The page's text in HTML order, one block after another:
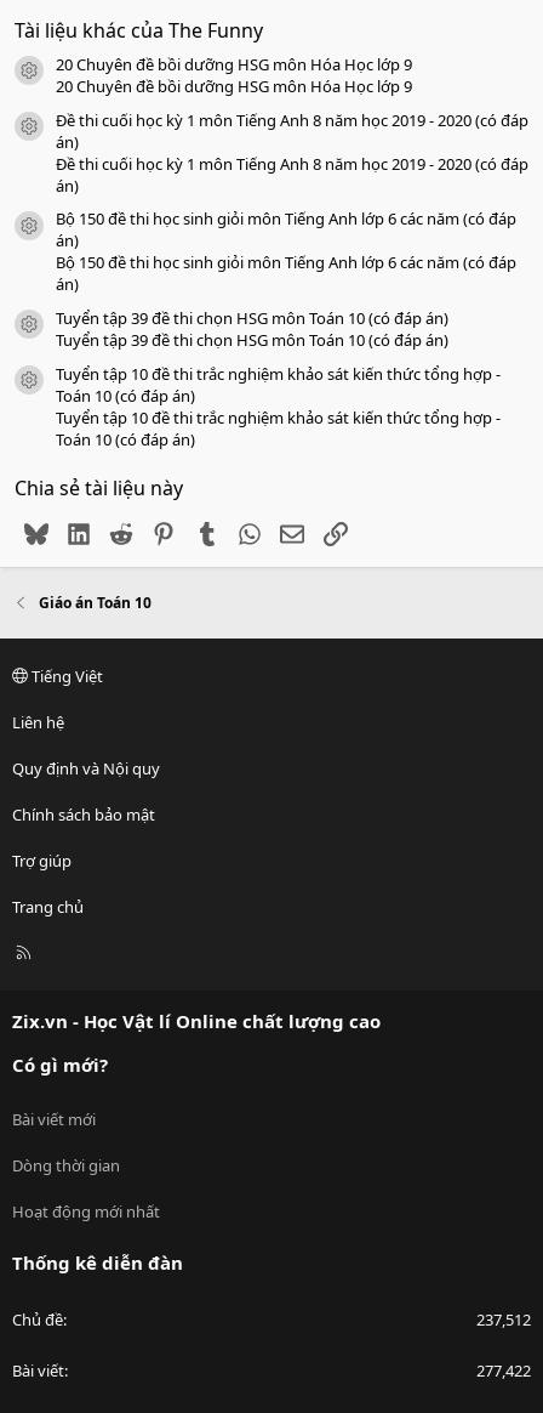
0
0
s
a
o
Tài liệu khác của The Funny
icon tài liệu
20 Chuyên đề bồi dưỡng HSG môn Hóa Học lớp 9
20 Chuyên đề bồi dưỡng HSG môn Hóa Học lớp 9
icon tài liệu
Đề thi cuối học kỳ 1 môn Tiếng Anh 8 năm học 2019 - 2020 (có đáp
án)
Đề thi cuối học kỳ 1 môn Tiếng Anh 8 năm học 2019 - 2020 (có đáp
án)
icon tài liệu
Bộ 150 đề thi học sinh giỏi môn Tiếng Anh lớp 6 các năm (có đáp
án)
Bộ 150 đề thi học sinh giỏi môn Tiếng Anh lớp 6 các năm (có đáp
án)
icon tài liệu
Tuyển tập 39 đề thi chọn HSG môn Toán 10 (có đáp án)
Tuyển tập 39 đề thi chọn HSG môn Toán 10 (có đáp án)
icon tài liệu
Tuyển tập 10 đề thi trắc nghiệm khảo sát kiến thức tổng hợp -
Toán 10 (có đáp án)
Tuyển tập 10 đề thi trắc nghiệm khảo sát kiến thức tổng hợp -
Toán 10 (có đáp án)
Chia sẻ tài liệu này
BlueskyLinkedIn
Reddit PinterestTumblr WhatsApp
EmailLink
Giáo án Toán 10
Tiếng Việt
Liên hệ
Quy định và Nội quy
Chính sách bảo mật
Trợ giúp
Trang chủ
R
Zix.vn - Học Vật lí Online chất lượng cao
Có gì mới?
Bài viết mới
Dòng thời gian
Hoạt động mới nhất
Thống kê diễn đàn
Chủ đề 237,512
Bài viết 277,422